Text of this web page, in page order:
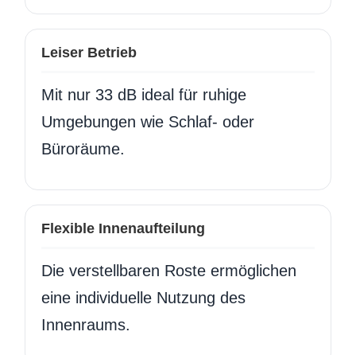
Leiser Betrieb
Mit nur 33 dB ideal für ruhige
Umgebungen wie Schlaf- oder
Büroräume.
Flexible Innenaufteilung
Die verstellbaren Roste ermöglichen
eine individuelle Nutzung des
Innenraums.